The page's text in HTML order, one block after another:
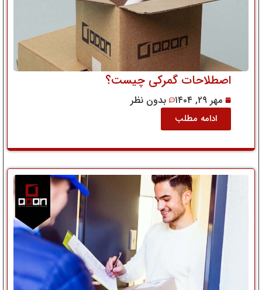
اصطلاحات گمرکی چیست؟
مهر ۲۹, ۱۴۰۴ بدون نظر
ادامه مطلب